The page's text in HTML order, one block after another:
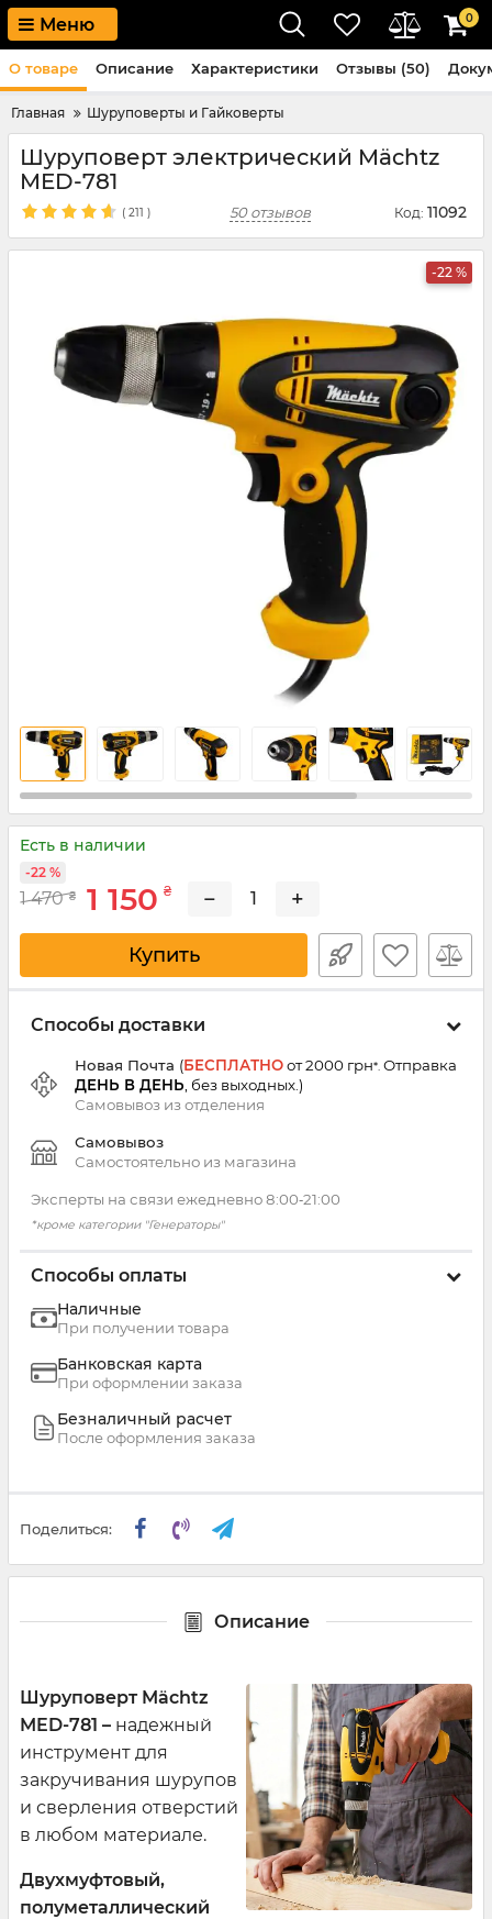
Меню 0
Главная Шуруповерты и Гайковерты
Шуруповерт электрический Mächtz
MED-781
( 211 ) 50 отзывов Код: 11092
-22 %
Есть в наличии
1 470 ₴ 1 150 ₴
-22 %
− +
Купить
Способы доставки
Новая Почта (БЕСПЛАТНОот 2000 грн*. Отправка
ДЕНЬ В ДЕНЬ , без выходных.)
Самовывоз изотделения
Самовывоз
Самостоятельно из магазина
Эксперты на связи ежедневно 8:00‑21:00
*кроме категории "Генераторы"
Способы оплаты
Наличные
При получении товара
Банковская карта
При оформлении заказа
Безналичный расчет
После оформления заказа
Поделиться:
О товаре Описание Характеристики Отзывы (50)
Описание
Шуруповерт Mächtz
MED-781 – надежный
инструмент для
закручивания шурупов
и сверления отверстий
в любом материале.
Двухмуфтовый,
полуметаллический